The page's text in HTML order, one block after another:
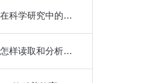
综合气象传感器在科学研究中的应用是什么?气象百科
六要素微气象仪怎样读取和分析气象仪的数据